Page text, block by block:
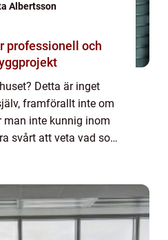
Albertsson
professionell och
Detta är inget
framförallt inte om
man inte kunnig inom
svårt att veta vad som